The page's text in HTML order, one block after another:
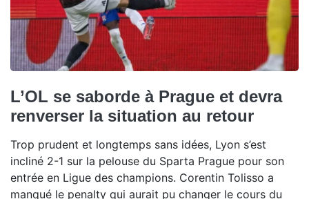
L’OL se saborde à Prague et devra
renverser la situation au retour
Trop prudent et longtemps sans idées, Lyon s’est
incliné 2-1 sur la pelouse du Sparta Prague pour son
entrée en Ligue des champions. Corentin Tolisso a
manqué le penalty qui aurait pu changer le cours du